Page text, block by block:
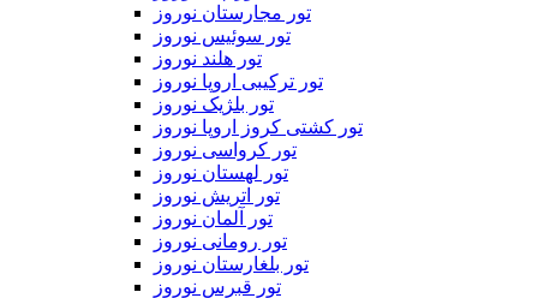
تور مجارستان نوروز
تور سوئیس نوروز
تور هلند نوروز
تور ترکیبی اروپا نوروز
تور بلژیک نوروز
تور کشتی کروز اروپا نوروز
تور کرواسی نوروز
تور لهستان نوروز
تور اتریش نوروز
تور آلمان نوروز
تور رومانی نوروز
تور بلغارستان نوروز
تور قبرس نوروز